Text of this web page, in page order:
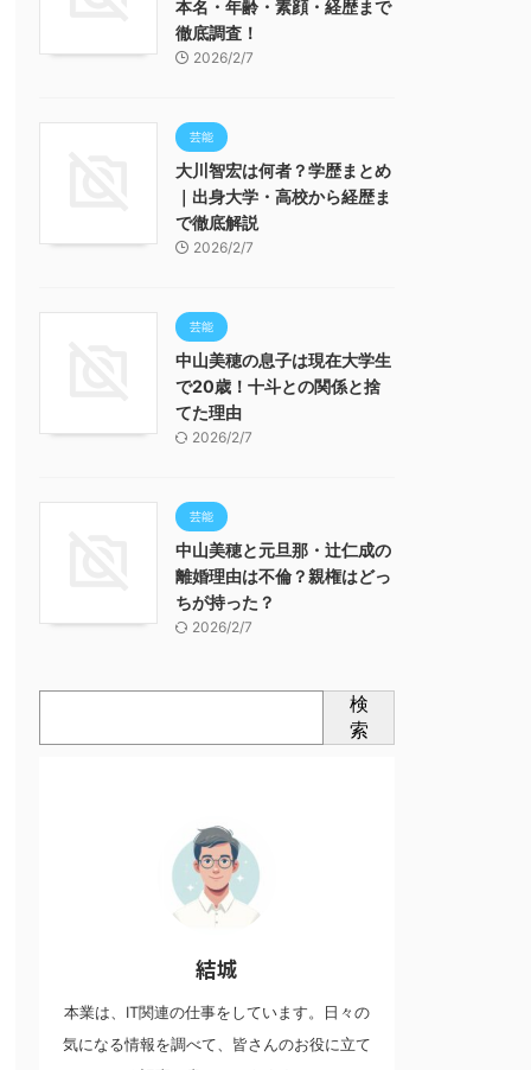
本名・年齢・素顔・経歴まで
徹底調査！
2026/2/7
芸能
大川智宏は何者？学歴まとめ
｜出身大学・高校から経歴ま
で徹底解説
2026/2/7
芸能
中山美穂の息子は現在大学生
で20歳！十斗との関係と捨
てた理由
2026/2/7
芸能
中山美穂と元旦那・辻仁成の
離婚理由は不倫？親権はどっ
ちが持った？
2026/2/7
検
索
結城
本業は、IT関連の仕事をしています。日々の
気になる情報を調べて、皆さんのお役に立て